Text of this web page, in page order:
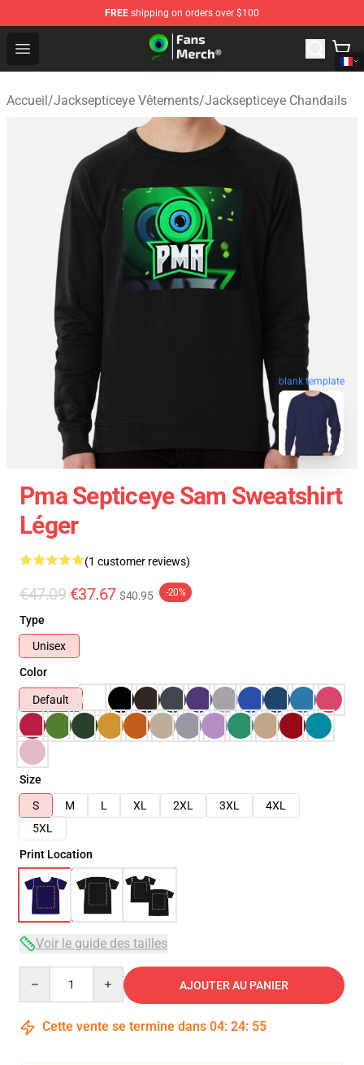
FREE shipping on orders over $100
Open menu
Jacksepticeye Store - Official Jacksepticeye
Accueil/Jacksepticeye Vêtements/Jacksepticeye Chandails
blank template
Pma Septiceye Sam Sweatshirt
Léger
(1 customer reviews)
€47.09 €37.67 $40.95 -20%
Type
Unisex
Color
Default
Size
S
M L XL 2XL 3XL
4XL
5XL
Print Location
Voir le guide des tailles
AJOUTER AU PANIER
Cette vente se termine dans 04: 24: 55